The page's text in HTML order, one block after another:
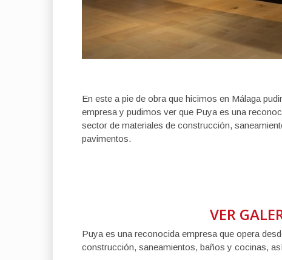
En este a pie de obra que hicimos en Málaga
empresa y pudimos ver que Puya es una
sector de materiales de construcción,
pavimentos.
VER
Puya es una reconocida empresa que opera
construcción, saneamientos, baños y cocinas,